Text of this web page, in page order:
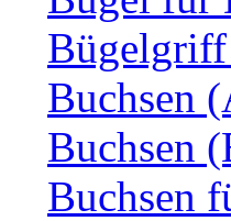
Buchsen
Buchsen
Buchsen